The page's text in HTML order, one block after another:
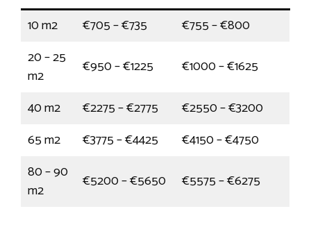
10 m2
€705 – €735
€755 – €800
20 – 25
m2
€950 – €1225
€1000 – €1625
40 m2
€2275 – €2775
€2550 – €3200
65 m2
€3775 – €4425
€4150 – €4750
80 – 90
m2
€5200 – €5650 €5575 – €6275